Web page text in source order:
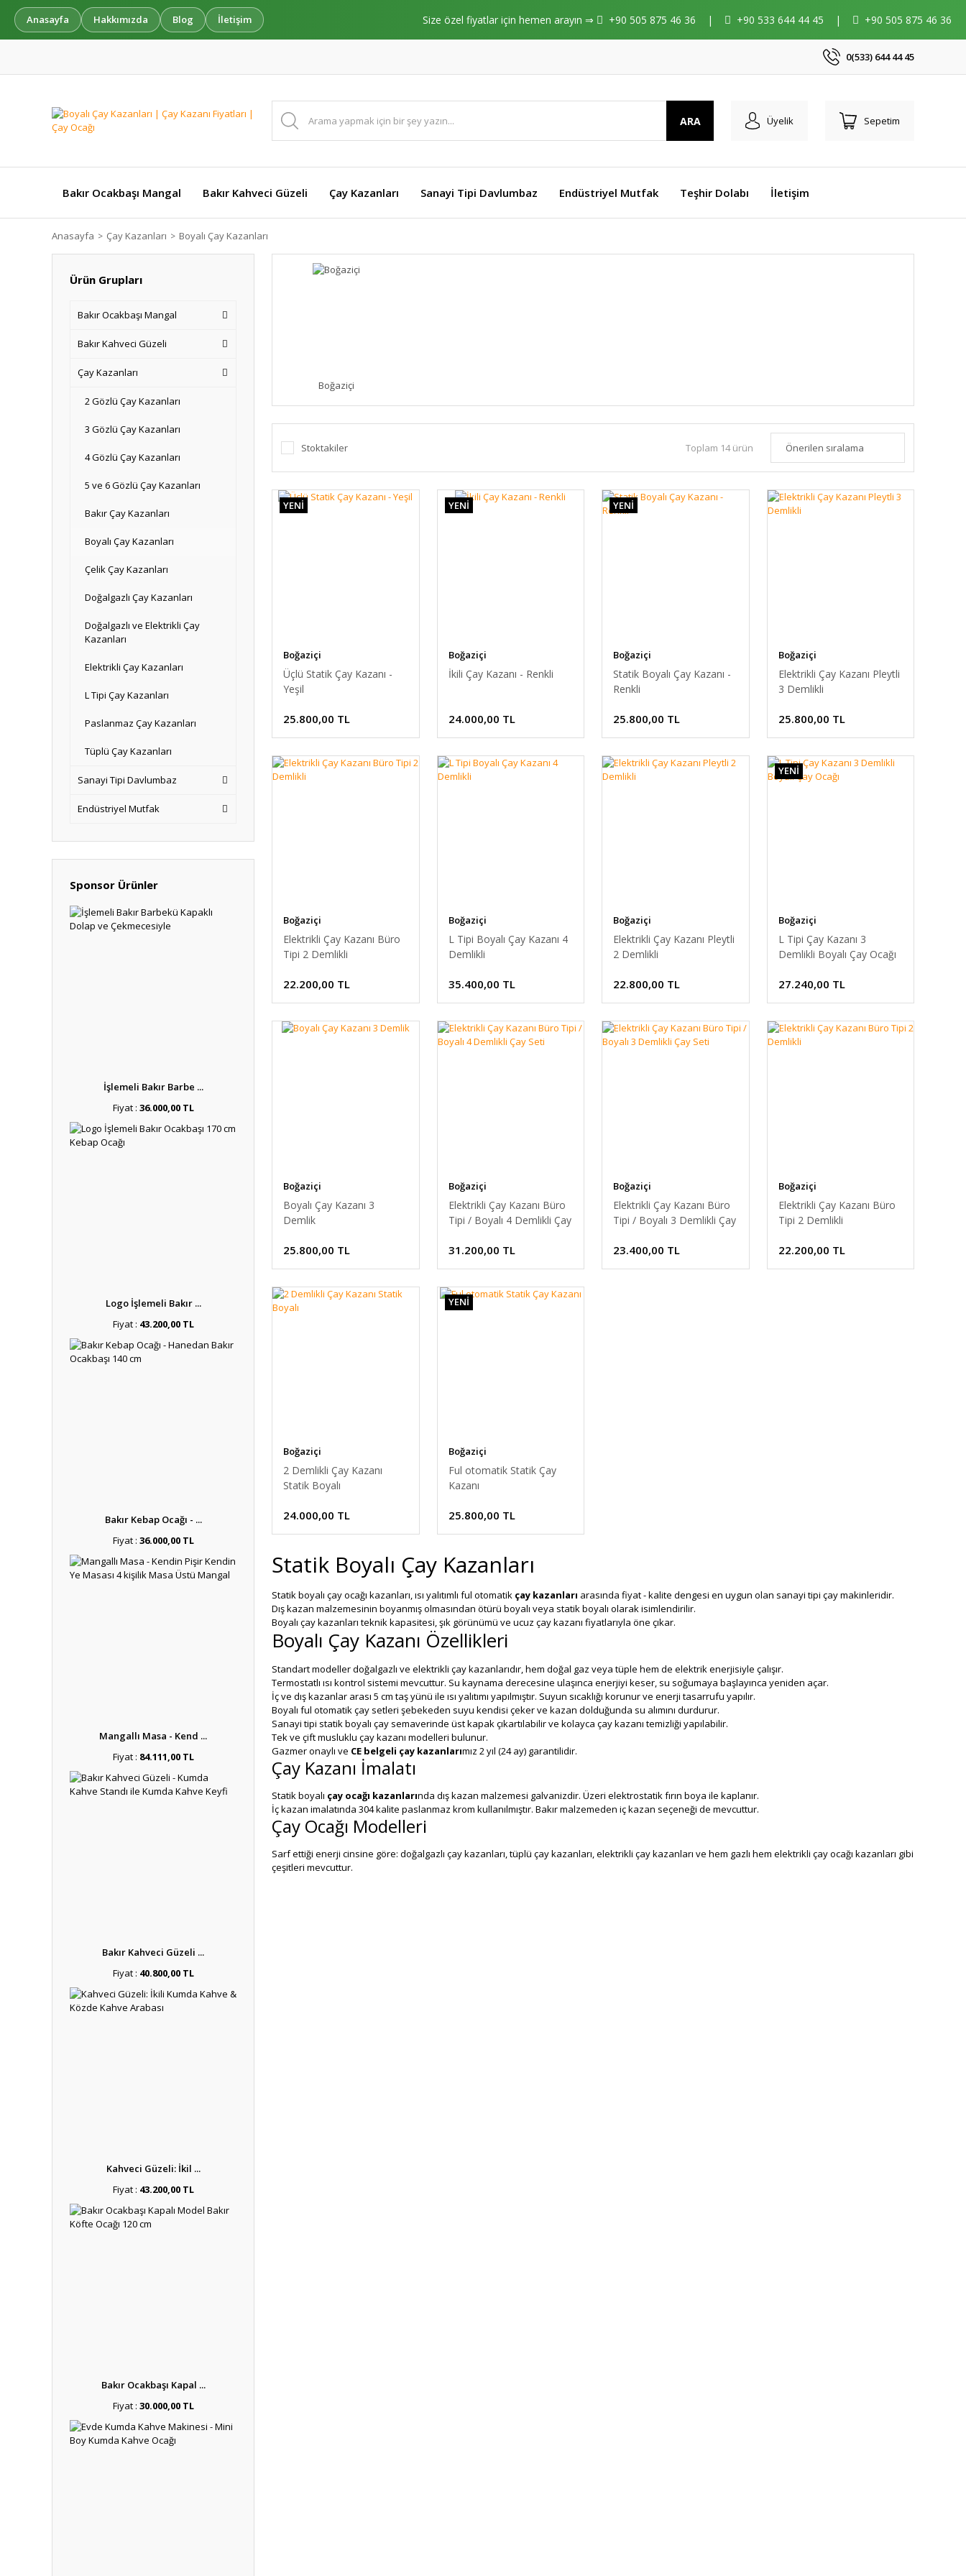
Anasayfa Hakkımızda Blog İletişim Size özel fiyatlar için hemen arayın ⇒ +90 505 875 46 36 | +90 533 644 44 45 | +90 505 875 46 36
0(533) 644 44 45
ARA Üyelik Sepetim
Bakır Ocakbaşı Mangal Bakır Kahveci Güzeli Çay Kazanları Sanayi Tipi Davlumbaz Endüstriyel Mutfak Teşhir Dolabı İletişim
Anasayfa Çay Kazanları Boyalı Çay Kazanları
Ürün Grupları
Bakır Ocakbaşı Mangal
Bakır Kahveci Güzeli
Çay Kazanları
2 Gözlü Çay Kazanları
3 Gözlü Çay Kazanları
4 Gözlü Çay Kazanları
5 ve 6 Gözlü Çay Kazanları
Bakır Çay Kazanları
Boyalı Çay Kazanları
Çelik Çay Kazanları
Doğalgazlı Çay Kazanları
Doğalgazlı ve Elektrikli Çay
Kazanları
Elektrikli Çay Kazanları
L Tipi Çay Kazanları
Paslanmaz Çay Kazanları
Tüplü Çay Kazanları
Sanayi Tipi Davlumbaz
Endüstriyel Mutfak
Sponsor Ürünler
İşlemeli Bakır Barbe ...
Fiyat : 36.000,00 TL
Logo İşlemeli Bakır ...
Fiyat : 43.200,00 TL
Bakır Kebap Ocağı - ...
Fiyat : 36.000,00 TL
Mangallı Masa - Kend ...
Fiyat : 84.111,00 TL
Bakır Kahveci Güzeli ...
Fiyat : 40.800,00 TL
Kahveci Güzeli: İkil ...
Fiyat : 43.200,00 TL
Bakır Ocakbaşı Kapal ...
Fiyat : 30.000,00 TL
Boğaziçi
Stoktakiler Toplam 14 ürün
YENİ
Boğaziçi
Üçlü Statik Çay Kazanı -
Yeşil
25.800,00 TL
YENİ
Boğaziçi
İkili Çay Kazanı - Renkli
24.000,00 TL
YENİ
Boğaziçi
Statik Boyalı Çay Kazanı -
Renkli
25.800,00 TL
Boğaziçi
Elektrikli Çay Kazanı Pleytli
3 Demlikli
25.800,00 TL
Boğaziçi
Elektrikli Çay Kazanı Büro
Tipi 2 Demlikli
22.200,00 TL
Boğaziçi
L Tipi Boyalı Çay Kazanı 4
Demlikli
35.400,00 TL
Boğaziçi
Elektrikli Çay Kazanı Pleytli
2 Demlikli
22.800,00 TL
YENİ
Boğaziçi
L Tipi Çay Kazanı 3
Demlikli Boyalı Çay Ocağı
27.240,00 TL
Boğaziçi
Boyalı Çay Kazanı 3
Demlik
25.800,00 TL
Boğaziçi
Elektrikli Çay Kazanı Büro
Tipi / Boyalı 4 Demlikli Çay
31.200,00 TL
Boğaziçi
Elektrikli Çay Kazanı Büro
Tipi / Boyalı 3 Demlikli Çay
23.400,00 TL
Boğaziçi
Elektrikli Çay Kazanı Büro
Tipi 2 Demlikli
22.200,00 TL
Boğaziçi
2 Demlikli Çay Kazanı
Statik Boyalı
24.000,00 TL
YENİ
Boğaziçi
Ful otomatik Statik Çay
Kazanı
25.800,00 TL
Statik Boyalı Çay Kazanları
Statik boyalı çay ocağı kazanları, ısı yalıtımlı ful otomatik çay kazanları arasında fiyat - kalite dengesi en uygun olan sanayi tipi çay makinleridir.
Dış kazan malzemesinin boyanmış olmasından ötürü boyalı veya statik boyalı olarak isimlendirilir.
Boyalı çay kazanları teknik kapasitesi, şık görünümü ve ucuz çay kazanı fiyatlarıyla öne çıkar.
Boyalı Çay Kazanı Özellikleri
Standart modeller doğalgazlı ve elektrikli çay kazanlarıdır, hem doğal gaz veya tüple hem de elektrik enerjisiyle çalışır.
Termostatlı ısı kontrol sistemi mevcuttur. Su kaynama derecesine ulaşınca enerjiyi keser, su soğumaya başlayınca yeniden açar.
İç ve dış kazanlar arası 5 cm taş yünü ile ısı yalıtımı yapılmıştır. Suyun sıcaklığı korunur ve enerji tasarrufu yapılır.
Boyalı ful otomatik çay setleri şebekeden suyu kendisi çeker ve kazan dolduğunda su alımını durdurur.
Sanayi tipi statik boyalı çay semaverinde üst kapak çıkartılabilir ve kolayca çay kazanı temizliği yapılabilir.
Tek ve çift musluklu çay kazanı modelleri bulunur.
Gazmer onaylı ve CE belgeli çay kazanlarımız 2 yıl (24 ay) garantilidir.
Çay Kazanı İmalatı
Statik boyalı çay ocağı kazanlarında dış kazan malzemesi galvanizdir. Üzeri elektrostatik fırın boya ile kaplanır.
İç kazan imalatında 304 kalite paslanmaz krom kullanılmıştır. Bakır malzemeden iç kazan seçeneği de mevcuttur.
Çay Ocağı Modelleri
Sarf ettiği enerji cinsine göre: doğalgazlı çay kazanları, tüplü çay kazanları, elektrikli çay kazanları ve hem gazlı hem elektrikli çay ocağı kazanları gibi
çeşitleri mevcuttur.